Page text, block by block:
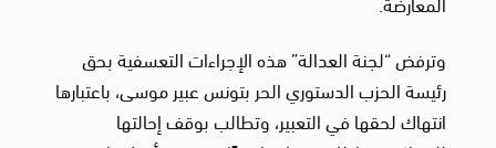
وترفض “لجنة العدالة” هذه الإجراءات التعسفية بحق
رئيسة الحزب الدستوري الحر بتونس عبير موسى، باعتبارها
انتهاك لحقها في التعبير، وتطالب بوقف إحالتها